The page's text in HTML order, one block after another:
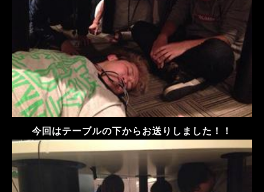
今回はテーブルの下からお送りしました！！